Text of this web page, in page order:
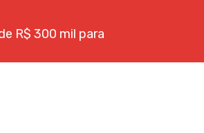
R$ 300 mil para